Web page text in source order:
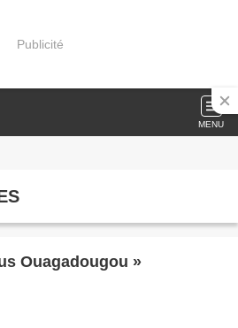
Publicité
MENU
Ouagadougou »